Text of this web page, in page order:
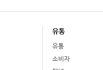
유통
유통
소비자